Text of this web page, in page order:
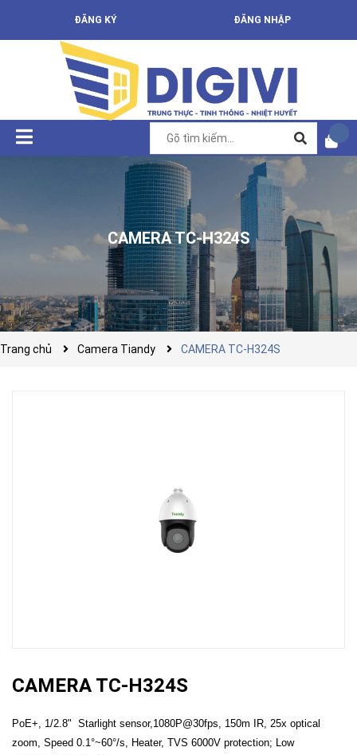
ĐĂNG KÝ ĐĂNG NHẬP
CAMERA TC-H324S
Trang chủ Camera Tiandy CAMERA TC-H324S
CAMERA TC-H324S
PoE+, 1/2.8" Starlight sensor,1080P@30fps, 150m IR, 25x optical
zoom, Speed 0.1°~60°/s, Heater, TVS 6000V protection; Low